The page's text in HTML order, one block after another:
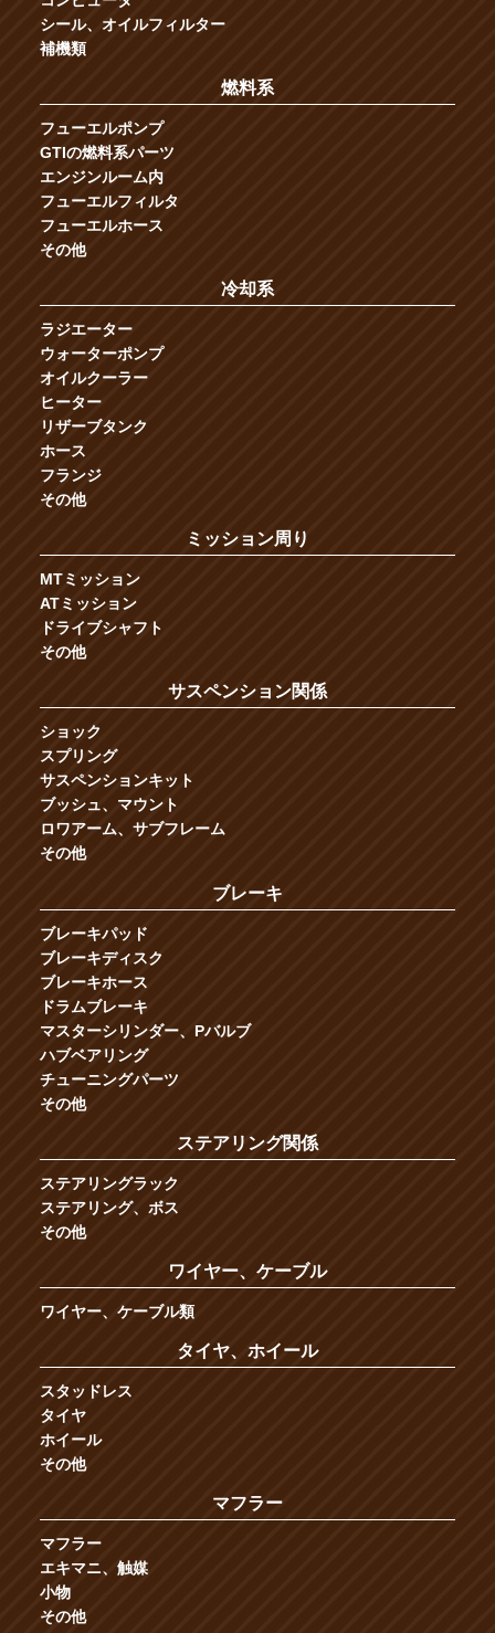
シール、オイルフィルター
補機類
燃料系
フューエルポンプ
GTIの燃料系パーツ
エンジンルーム内
フューエルフィルタ
フューエルホース
その他
冷却系
ラジエーター
ウォーターポンプ
オイルクーラー
ヒーター
リザーブタンク
ホース
フランジ
その他
ミッション周り
MTミッション
ATミッション
ドライブシャフト
その他
サスペンション関係
ショック
スプリング
サスペンションキット
ブッシュ、マウント
ロワアーム、サブフレーム
その他
ブレーキ
ブレーキパッド
ブレーキディスク
ブレーキホース
ドラムブレーキ
マスターシリンダー、Pバルブ
ハブベアリング
チューニングパーツ
その他
ステアリング関係
ステアリングラック
ステアリング、ボス
その他
ワイヤー、ケーブル
ワイヤー、ケーブル類
タイヤ、ホイール
スタッドレス
タイヤ
ホイール
その他
マフラー
マフラー
エキマニ、触媒
小物
その他